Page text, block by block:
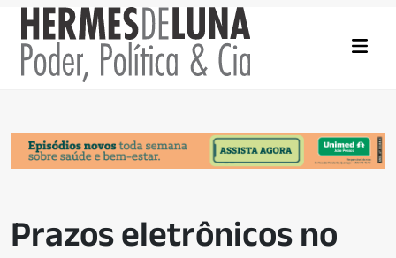
Prazos eletrônicos no